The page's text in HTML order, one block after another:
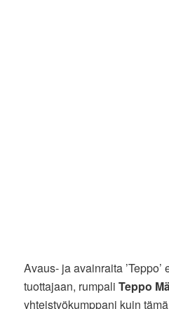
Avaus- ja avainraita
tuottajaan, rumpaliTeppo
yhteistyökumppani kuin